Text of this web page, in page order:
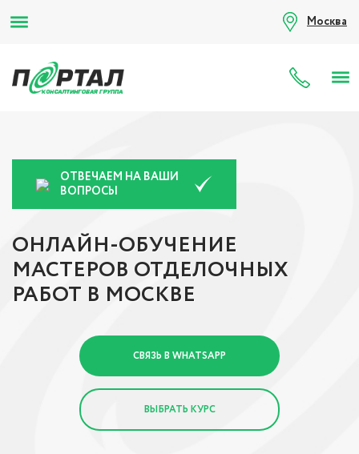
Москва
8
ОТВЕЧАЕМ НА ВАШИ
ВОПРОСЫ
ОНЛАЙН-ОБУЧЕНИЕ
МАСТЕРОВ ОТДЕЛОЧНЫХ
РАБОТ В МОСКВЕ
СВЯЗЬ В WHATSAPP
ВЫБРАТЬ КУРС